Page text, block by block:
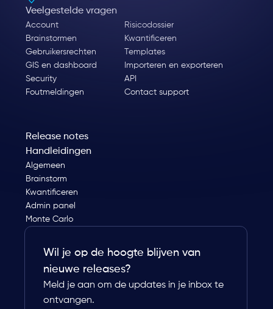
Veelgestelde vragen
Account
Risicodossier
Brainstormen
Kwantificeren
Gebruikersrechten
Templates
GIS en dashboard
Importeren en exporteren
Security
API
Foutmeldingen
Contact support
Release notes
Handleidingen
Algemeen
Brainstorm
Kwantificeren
Admin panel
Monte Carlo
Wil je op de hoogte blijven van
nieuwe releases?
Meld je aan om de updates in je inbox te
ontvangen.